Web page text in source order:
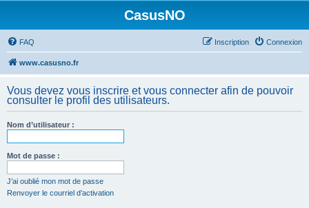
CasusNO
FAQ Connexion
Inscription
www.casusno.fr
Vous devez vous inscrire et vous connecter afin de pouvoir
consulter le profil des utilisateurs.
Nom d’utilisateur :
Mot de passe :
J’ai oublié mon mot de passe
Renvoyer le courriel d’activation